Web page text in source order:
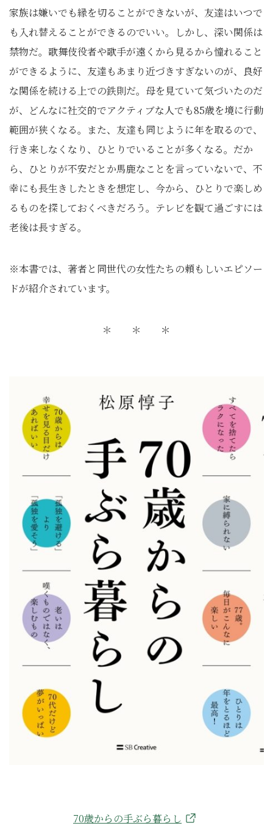
家族は嫌いでも縁を切ることができないが、友達はいつで
も入れ替えることができるのでいい。しかし、深い関係は
禁物だ。歌舞伎役者や歌手が遠くから見るから憧れること
ができるように、友達もあまり近づきすぎないのが、良好
な関係を続ける上での鉄則だ。母を見ていて気づいたのだ
が、どんなに社交的でアクティブな人でも85歳を境に行動
範囲が狭くなる。また、友達も同じように年を取るので、
行き来しなくなり、ひとりでいることが多くなる。だか
ら、ひとりが不安だとか馬鹿なことを言っていないで、不
幸にも長生きしたときを想定し、今から、ひとりで楽しめ
るものを探しておくべきだろう。テレビを観て過ごすには
老後は長すぎる。
※本書では、著者と同世代の女性たちの頼もしいエピソー
ドが紹介されています。
＊ ＊ ＊
70歳からの手ぶら暮らし